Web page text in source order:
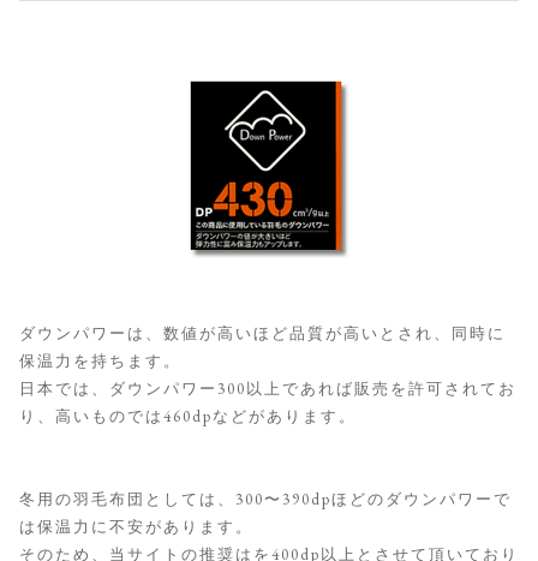
ダウンパワーは、数値が高いほど品質が高いとされ、同時に
保温力を持ちます。
日本では、ダウンパワー300以上であれば販売を許可されてお
り、高いものでは460dpなどがあります。
冬用の羽毛布団としては、300〜390dpほどのダウンパワーで
は保温力に不安があります。
そのため、当サイトの推奨はを400dp以上とさせて頂いており